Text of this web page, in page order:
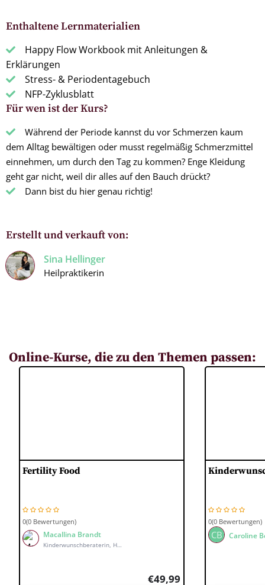
Enthaltene Lernmaterialien
Happy Flow Workbook mit Anleitungen &
Erklärungen
Stress- & Periodentagebuch
NFP-Zyklusblatt
Für wen ist der Kurs?
Während der Periode kannst du vor Schmerzen kaum
dem Alltag bewältigen oder musst regelmäßig Schmerzmittel
einnehmen, um durch den Tag zu kommen? Enge Kleidung
geht gar nicht, weil dir alles auf den Bauch drückt?
Dann bist du hier genau richtig!
Erstellt und verkauft von:
Sina Hellinger
Heilpraktikerin
Online-Kurse, die zu den Themen passen:
Fertility Food
0(0 Bewertungen)
Macallina Brandt
Kinderwunschberaterin, Hormon Health Coach, Ernährungsberaterin
€49,99
0(0 Bewertungen)
CB Caroline